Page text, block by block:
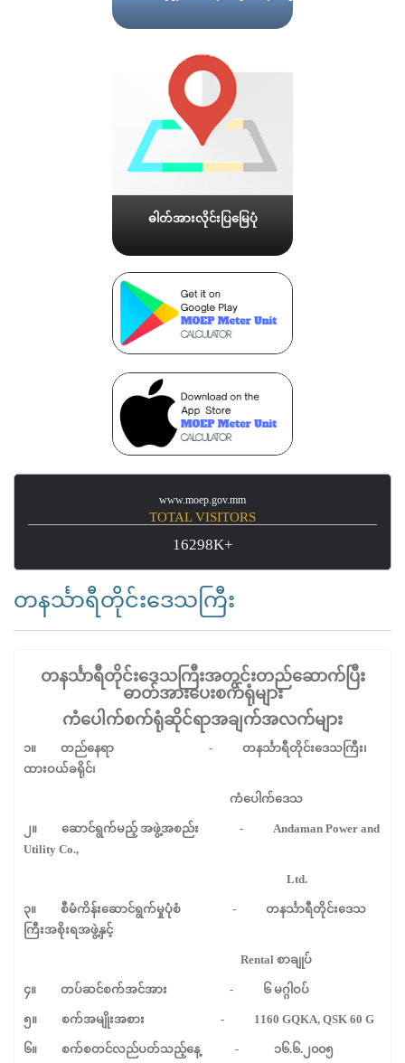
ဓါတ်အားလိုင်းပြမြေပုံ
www.moep.gov.mm
TOTAL VISITORS
16298K+
တနင်္သာရီတိုင်းဒေသကြီး
တနင်္သာရီတိုင်းဒေသကြီးအတွင်းတည်ဆောက်ပြီး
ဓာတ်အားပေးစက်ရုံများ
ကံပေါက်စက်ရုံဆိုင်ရာအချက်အလက်များ
၁။ တည်နေရာ - တနင်္သာရီတိုင်းဒေသကြီး၊
ထားဝယ်ခရိုင်၊
ကံပေါက်ဒေသ
၂။ ဆောင်ရွက်မည့် အဖွဲ့အစည်း - Andaman Power and
Utility Co.,
Ltd.
၃။ စီမံကိန်းဆောင်ရွက်မှုပုံစံ - တနင်္သာရီတိုင်းဒေသ
ကြီးအစိုးရအဖွဲ့နှင့်
Rental စာချုပ်
၄။ တပ်ဆင်စက်အင်အား - ၆ မဂ္ဂါဝပ်
၅။ စက်အမျိုးအစား - 1160 GQKA, QSK 60 G
၆။ စက်စတင်လည်ပတ်သည့်နေ့- ၁၆.၆. ၂၀၀၅